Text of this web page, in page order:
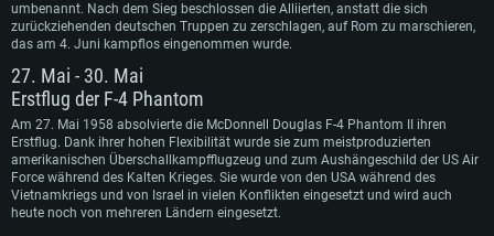
umbenannt. Nach dem Sieg beschlossen die Alliierten, anstatt die sich
zurückziehenden deutschen Truppen zu zerschlagen, auf Rom zu marschieren,
das am 4. Juni kampflos eingenommen wurde.
27. Mai - 30. Mai
Erstflug der F-4 Phantom
Am 27. Mai 1958 absolvierte die McDonnell Douglas F-4 Phantom II ihren
Erstflug. Dank ihrer hohen Flexibilität wurde sie zum meistproduzierten
amerikanischen Überschallkampfflugzeug und zum Aushängeschild der US Air
Force während des Kalten Krieges. Sie wurde von den USA während des
Vietnamkriegs und von Israel in vielen Konflikten eingesetzt und wird auch
heute noch von mehreren Ländern eingesetzt.